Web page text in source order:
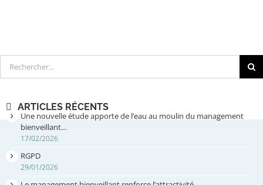
Rechercher
ARTICLES RÉCENTS
Une nouvelle étude apporte de l’eau au moulin du management
bienveillant…
17/02/2026
RGPD
29/01/2026